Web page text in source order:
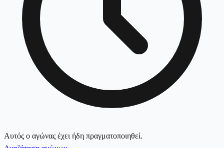
Αυτός ο αγώνας έχει ήδη πραγματοποιηθεί.